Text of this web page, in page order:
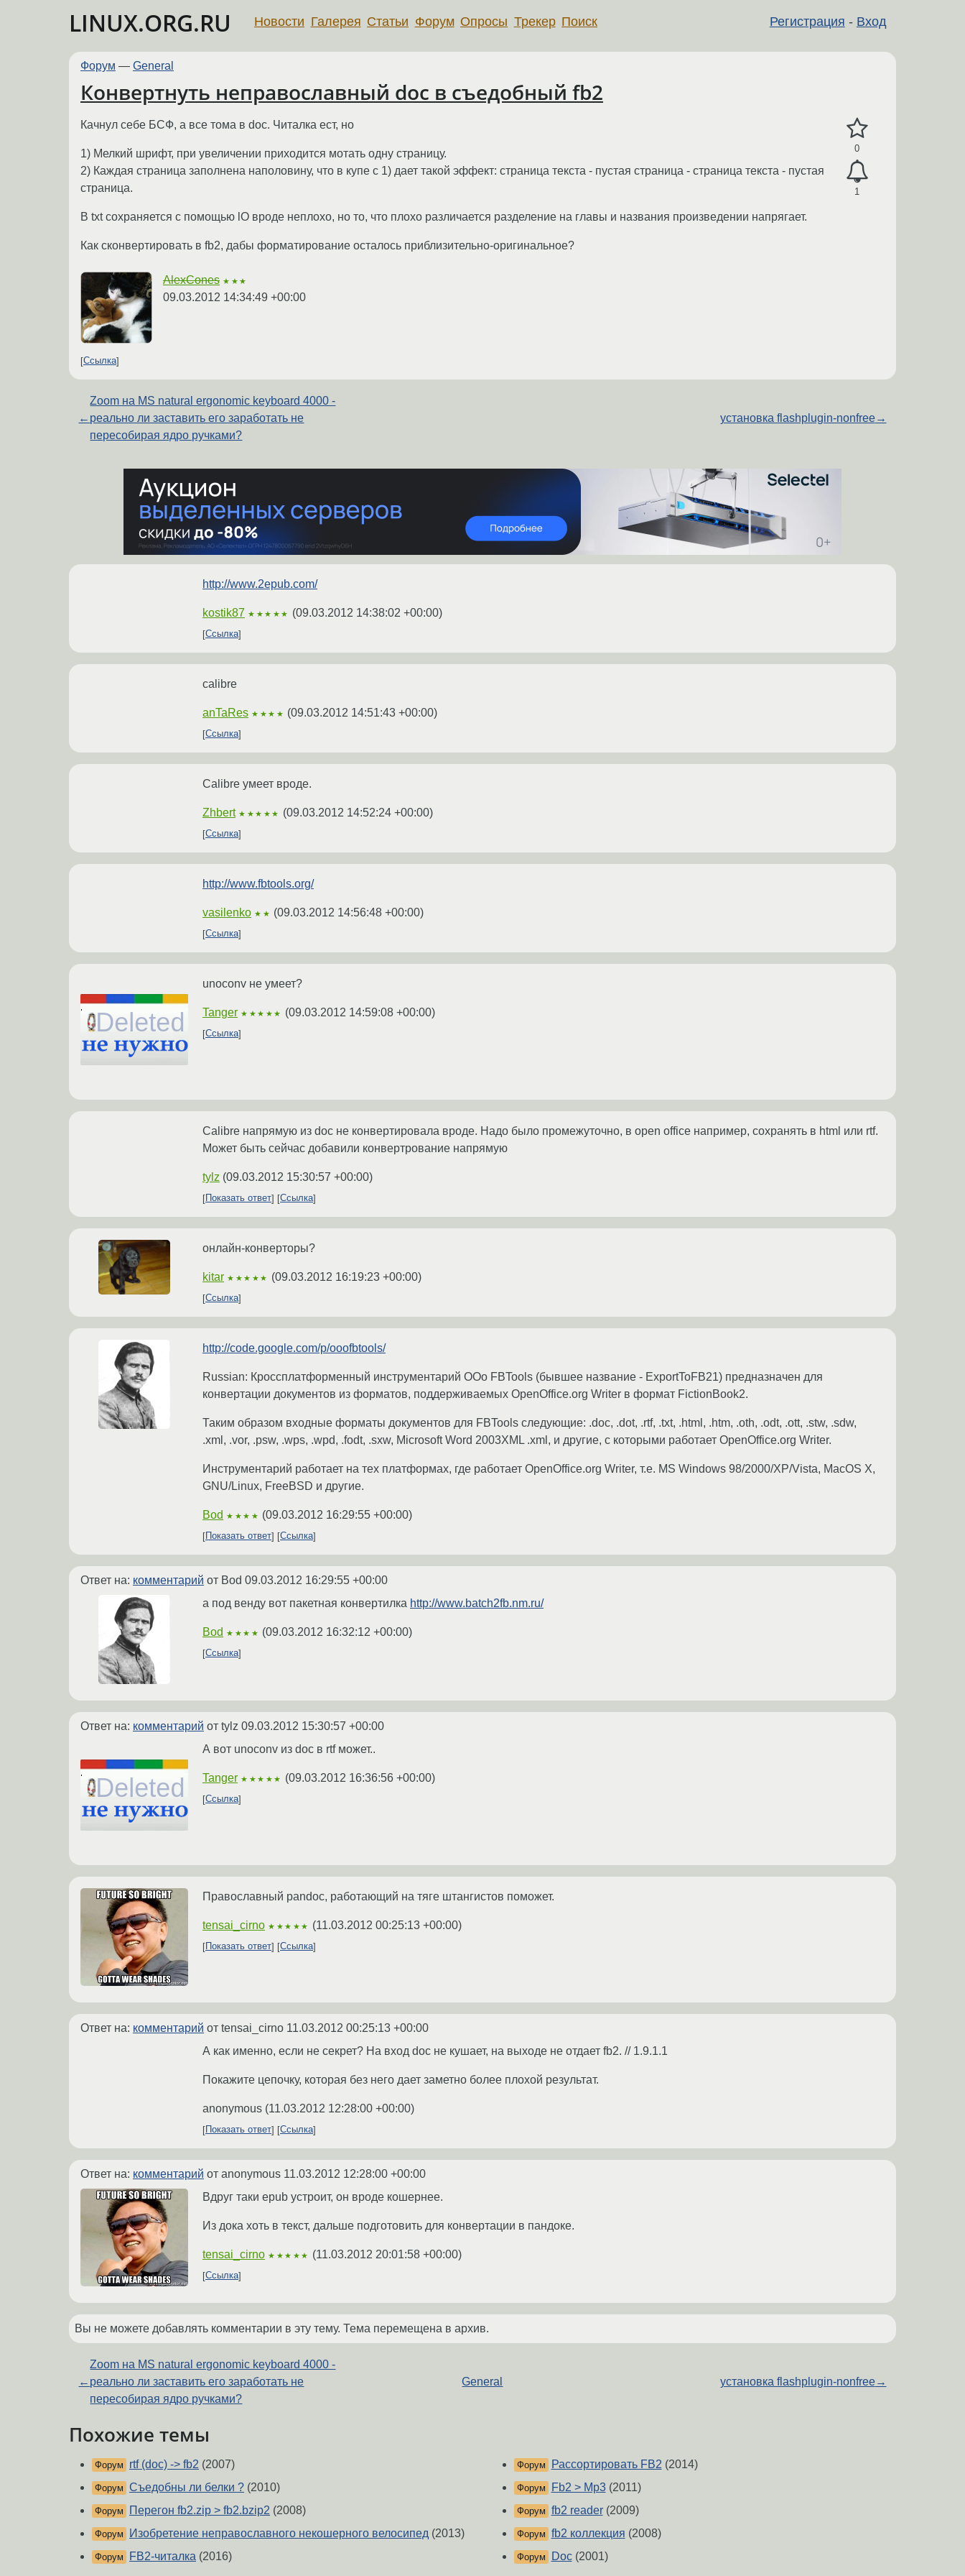
LINUX.ORG.RU Регистрация - Вход
Новости Галерея Статьи Форум Опросы Трекер Поиск
Форум — General
Конвертнуть неправославный doc в съедобный fb2
0
1
Качнул себе БСФ, а все тома в doc. Читалка ест, но
1) Мелкий шрифт, при увеличении приходится мотать одну страницу.
2) Каждая страница заполнена наполовину, что в купе с 1) дает такой эффект: страница текста - пустая страница - страница текста - пустая
страница.
В txt сохраняется с помощью lO вроде неплохо, но то, что плохо различается разделение на главы и названия произведении напрягает.
Как сконвертировать в fb2, дабы форматирование осталось приблизительно-оригинальное?
AlexCones ★★★
09.03.2012 14:34:49 +00:00
Ссылка
←
Zoom на MS natural ergonomic keyboard 4000 -
реально ли заставить его заработать не
пересобирая ядро ручками?
установка flashplugin-nonfree→
http://www.2epub.com/
kostik87 ★★★★★ (09.03.2012 14:38:02 +00:00)
Ссылка
calibre
anTaRes ★★★★ (09.03.2012 14:51:43 +00:00)
Ссылка
Calibre умеет вроде.
Zhbert ★★★★★ (09.03.2012 14:52:24 +00:00)
Ссылка
http://www.fbtools.org/
vasilenko ★★ (09.03.2012 14:56:48 +00:00)
Ссылка
unoconv не умеет?
Tanger ★★★★★ (09.03.2012 14:59:08 +00:00)
Ссылка
Calibre напрямую из doc не конвертировала вроде. Надо было промежуточно, в open office например, сохранять в html или rtf.
Может быть сейчас добавили конвертрование напрямую
tylz (09.03.2012 15:30:57 +00:00)
Показать ответ Ссылка
онлайн-конверторы?
kitar ★★★★★ (09.03.2012 16:19:23 +00:00)
Ссылка
http://code.google.com/p/ooofbtools/
Russian: Кроссплатформенный инструментарий OOo FBTools (бывшее название - ExportToFB21) предназначен для
конвертации документов из форматов, поддерживаемых OpenOffice.org Writer в формат FictionBook2.
Таким образом входные форматы документов для FBTools следующие: .doc, .dot, .rtf, .txt, .html, .htm, .oth, .odt, .ott, .stw, .sdw,
.xml, .vor, .psw, .wps, .wpd, .fodt, .sxw, Microsoft Word 2003XML .xml, и другие, с которыми работает OpenOffice.org Writer.
Инструментарий работает на тех платформах, где работает OpenOffice.org Writer, т.е. MS Windows 98/2000/XP/Vista, MacOS X,
GNU/Linux, FreeBSD и другие.
Bod ★★★★ (09.03.2012 16:29:55 +00:00)
Показать ответ Ссылка
Ответ на: комментарий от Bod 09.03.2012 16:29:55 +00:00
а под венду вот пакетная конвертилка http://www.batch2fb.nm.ru/
Bod ★★★★ (09.03.2012 16:32:12 +00:00)
Ссылка
Ответ на: комментарий от tylz 09.03.2012 15:30:57 +00:00
А вот unoconv из doc в rtf может..
Tanger ★★★★★ (09.03.2012 16:36:56 +00:00)
Ссылка
Православный pandoc, работающий на тяге штангистов поможет.
tensai_cirno ★★★★★ (11.03.2012 00:25:13 +00:00)
Показать ответ Ссылка
Ответ на: комментарий от tensai_cirno 11.03.2012 00:25:13 +00:00
А как именно, если не секрет? На вход doc не кушает, на выходе не отдает fb2. // 1.9.1.1
Покажите цепочку, которая без него дает заметно более плохой результат.
anonymous (11.03.2012 12:28:00 +00:00)
Показать ответ Ссылка
Ответ на: комментарий от anonymous 11.03.2012 12:28:00 +00:00
Вдруг таки epub устроит, он вроде кошернее.
Из дока хоть в текст, дальше подготовить для конвертации в пандоке.
tensai_cirno ★★★★★ (11.03.2012 20:01:58 +00:00)
Ссылка
Вы не можете добавлять комментарии в эту тему. Тема перемещена в архив.
←
Zoom на MS natural ergonomic keyboard 4000 -
реально ли заставить его заработать не
пересобирая ядро ручками?
General установка flashplugin-nonfree→
Похожие темы
Форум rtf (doc) -> fb2 (2007)
Форум Съедобны ли белки ? (2010)
Форум Перегон fb2.zip > fb2.bzip2 (2008)
Форум Изобретение неправославного некошерного велосипед (2013)
Форум FB2-читалка (2016)
Форум Рассортировать FB2 (2014)
Форум Fb2 > Mp3(2011)
Форум fb2 reader(2009)
Форум fb2 коллекция (2008)
Форум Doc(2001)